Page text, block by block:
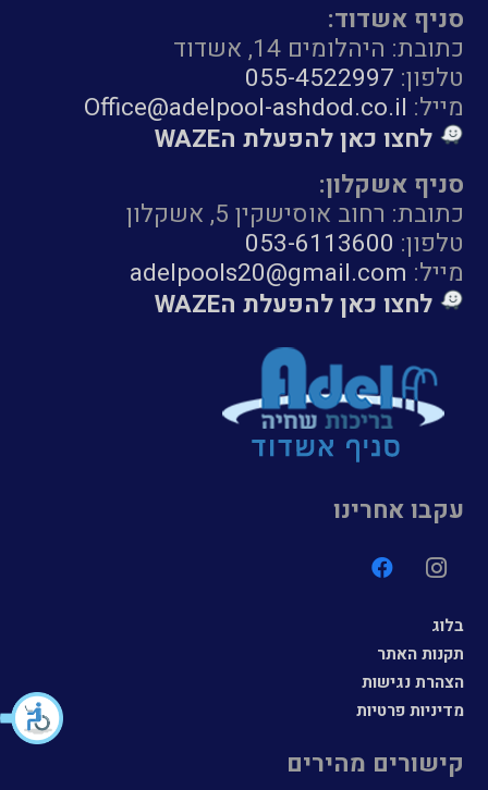
סניף אשדוד:
כתובת: היהלומים 14, אשדוד
טלפון: 055-4522997
מייל: Office@adelpool-ashdod.co.il
לחצו כאן להפעלת הWAZE
סניף אשקלון:
כתובת: רחוב אוסישקין 5, אשקלון
טלפון: 053-6113600
מייל: adelpools20@gmail.com
לחצו כאן להפעלת הWAZE
עקבו אחרינו
בלוג
תקנות האתר
הצהרת נגישות
מדיניות פרטיות
קישורים מהירים